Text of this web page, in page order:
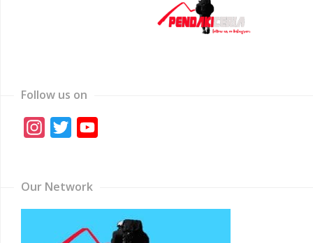
Follow us on
Instagram
Twitter
Our Network